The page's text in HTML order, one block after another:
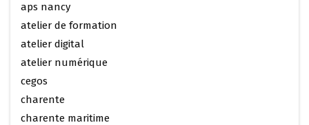
aps nancy
atelier de formation
atelier digital
atelier numérique
cegos
charente
charente maritime